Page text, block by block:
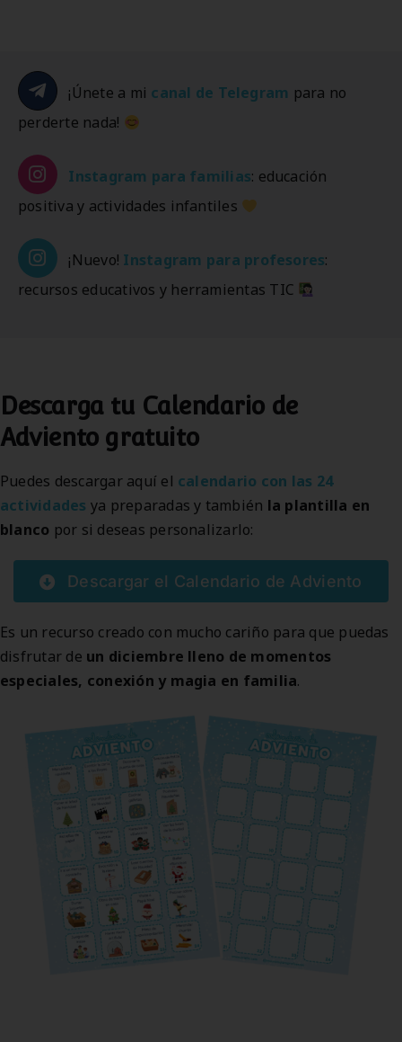
¡Únete a mi canal de Telegram para no
perderte nada!
Instagram para familias: educación
positiva y actividades infantiles
¡Nuevo! Instagram para profesores:
recursos educativos y herramientas TIC
Descarga tu Calendario de
Adviento gratuito
Puedes descargar aquí el calendario con las 24
actividades ya preparadas y también la plantilla en
blanco por si deseas personalizarlo:
Descargar el Calendario de Adviento
Es un recurso creado con mucho cariño para que puedas
disfrutar de un diciembre lleno de momentos
especiales, conexión y magia en familia.